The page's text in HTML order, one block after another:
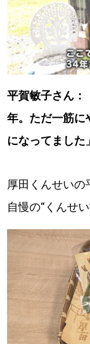
平賀敏子さん：
年。ただ一筋に
になってました」
厚田くんせいの
自慢の“くんせ